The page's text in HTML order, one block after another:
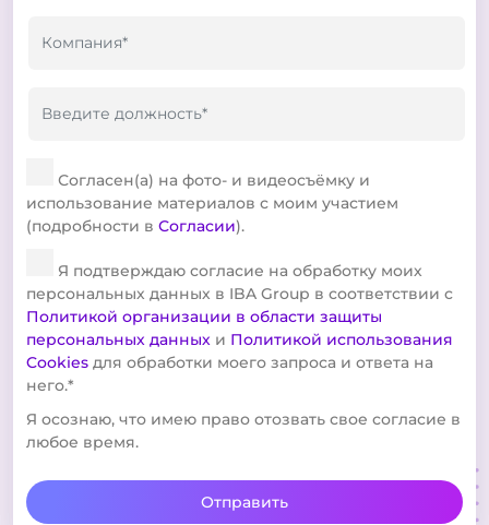
Согласен(а) на фото- и видеосъёмку и
использование материалов с моим участием
(подробности в Согласии).
Я подтверждаю согласие на обработку моих
персональных данных в IBA Group в соответствии с
Политикой организации в области защиты
персональных данных и Политикой использования
Cookies для обработки моего запроса и ответа на
него.*
Я осознаю, что имею право отозвать свое согласие в
любое время.
Отправить